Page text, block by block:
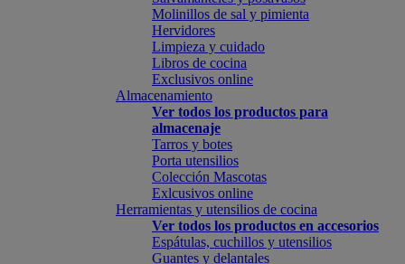
Molinillos de sal y pimienta
Hervidores
Limpieza y cuidado
Libros de cocina
Exclusivos online
Almacenamiento
Ver todos los productos para
almacenaje
Tarros y botes
Porta utensilios
Colección Mascotas
Exlcusivos online
Herramientas y utensilios de cocina
Ver todos los productos en accesorios
Espátulas, cuchillos y utensilios
Guantes y delantales